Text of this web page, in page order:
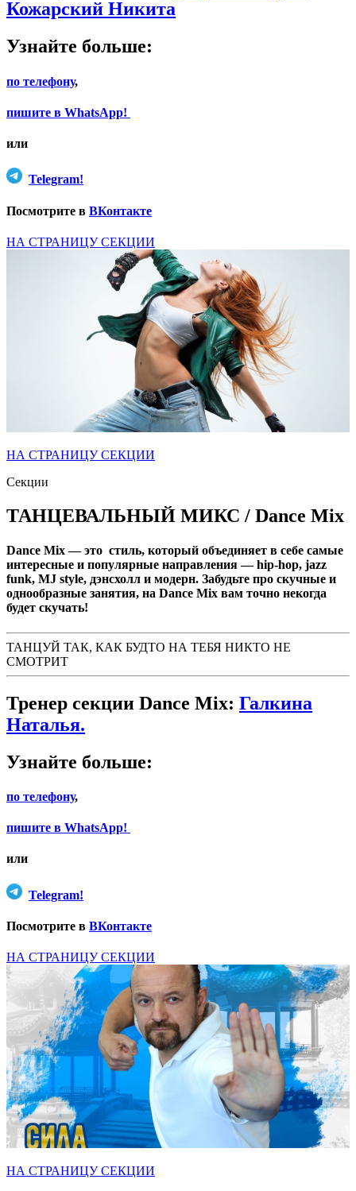
Кожарский Никита
Узнайте больше:
по телефону,
пишите в WhatsApp!
или
Telegram!
Посмотрите в ВКонтакте
НА СТРАНИЦУ СЕКЦИИ
НА СТРАНИЦУ СЕКЦИИ
Секции
ТАНЦЕВАЛЬНЫЙ МИКС / Dance Mix
Dance Mix— это стиль, который объединяет в себе самые
интересные и популярные направления — hip-hop, jazz
funk, MJ style, дэнсхолл и модерн. Забудьте про скучные и
однообразные занятия, на Dance Mix вам точно некогда
будет скучать!
ТАНЦУЙ ТАК, КАК БУДТО НА ТЕБЯ НИКТО НЕ
СМОТРИТ
Тренер секции Dance Mix: Галкина
Наталья.
Узнайте больше:
по телефону,
пишите в WhatsApp!
или
Telegram!
Посмотрите в ВКонтакте
НА СТРАНИЦУ СЕКЦИИ
НА СТРАНИЦУ СЕКЦИИ